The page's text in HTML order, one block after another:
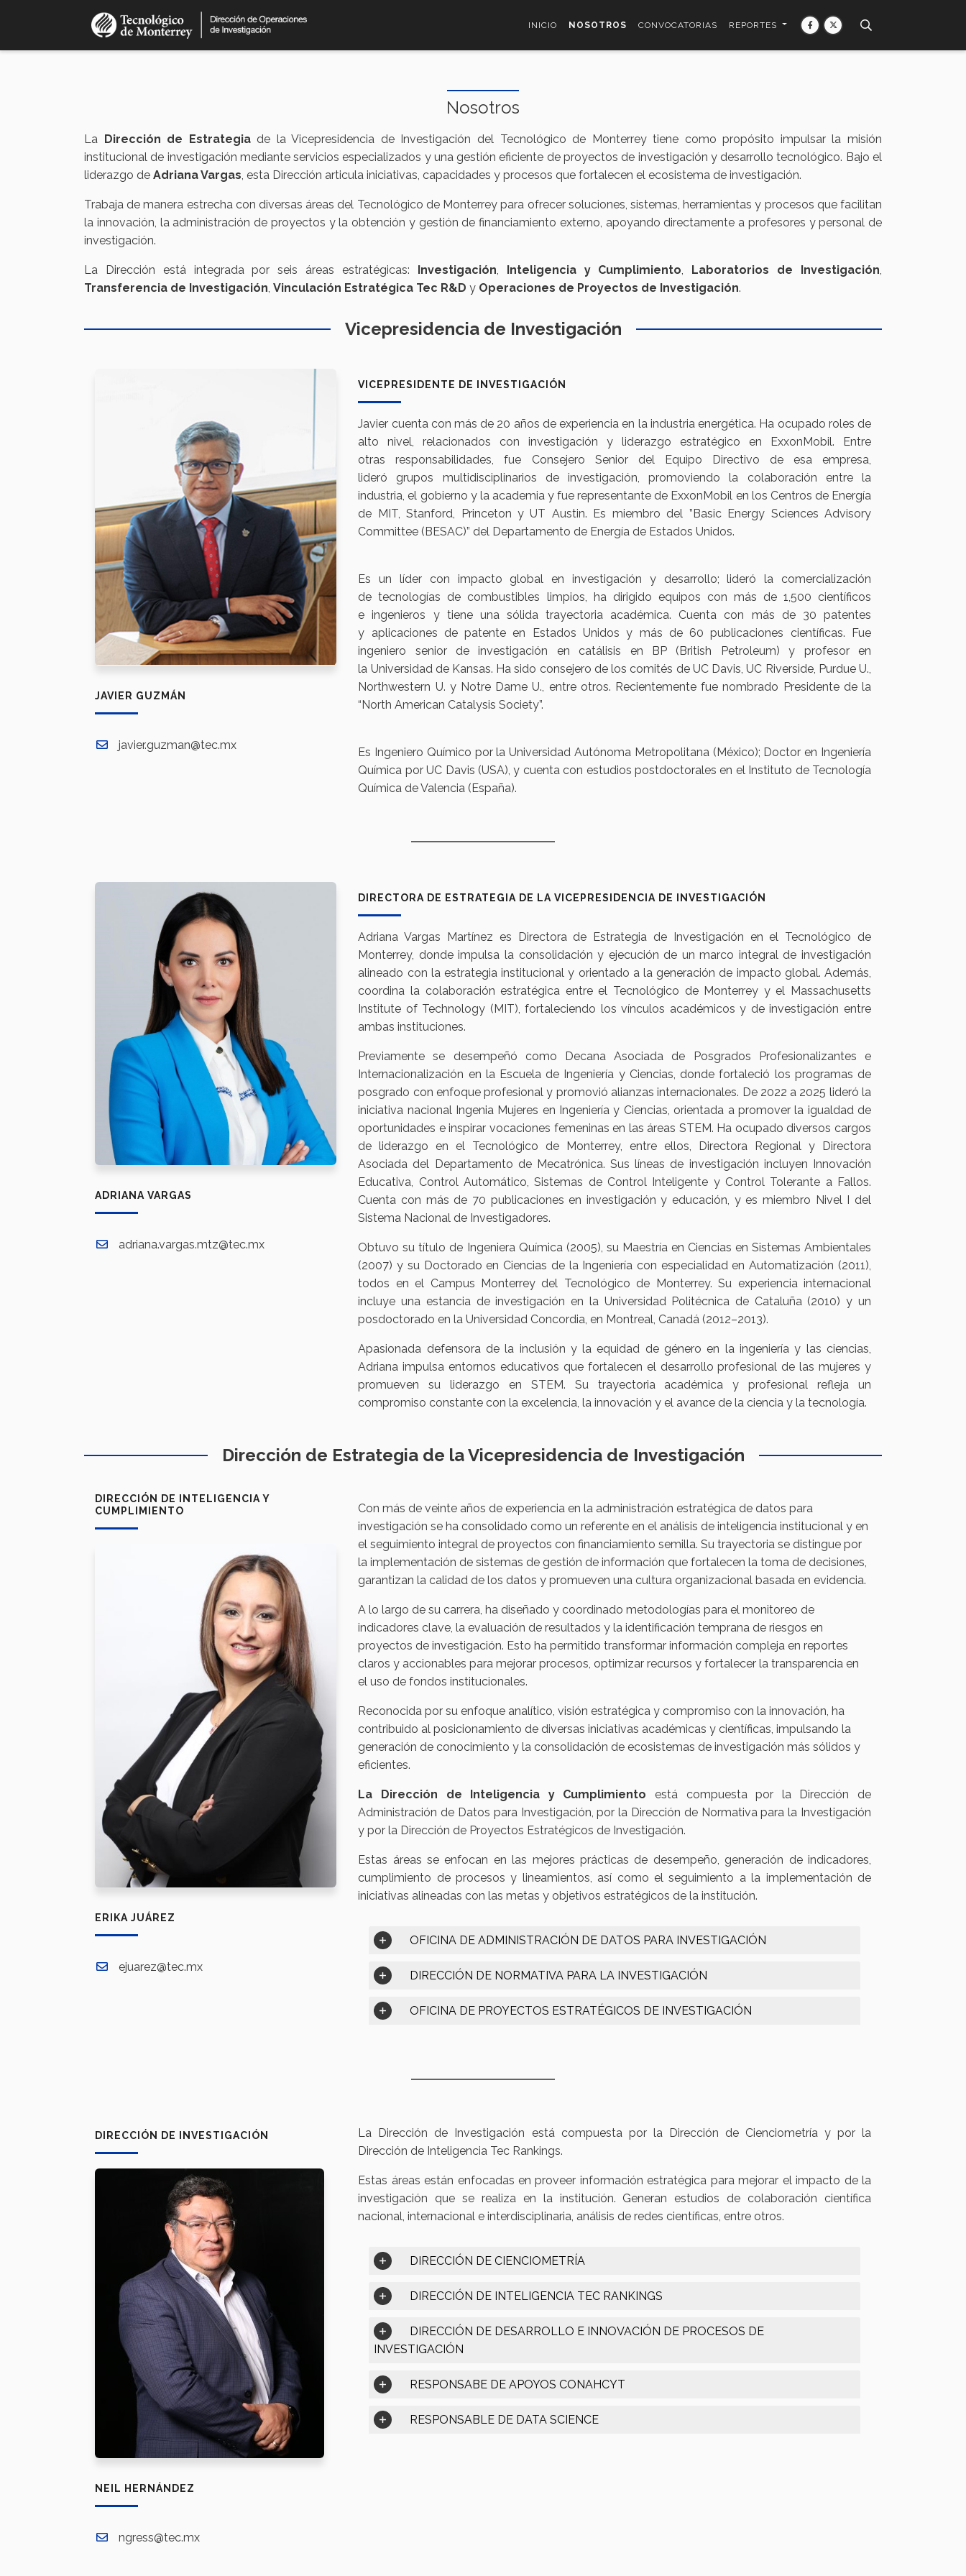
INICIO NOSOTROS CONVOCATORIAS REPORTES
Nosotros
La Dirección de Estrategiade la Vicepresidencia de Investigación del Tecnológico de Monterrey tiene como propósito impulsar la misión
institucional de investigación mediante servicios especializados y una gestión eficiente de proyectos de investigación y desarrollo tecnológico. Bajo el
liderazgo de Adriana Vargas, esta Dirección articula iniciativas, capacidades y procesos que fortalecen el ecosistema de investigación.
Trabaja de manera estrecha con diversas áreas del Tecnológico de Monterrey para ofrecer soluciones, sistemas, herramientas y procesos que facilitan
la innovación, la administración de proyectos y la obtención y gestión de financiamiento externo, apoyando directamente a profesores y personal de
investigación.
La Dirección está integrada por seis áreas estratégicas: Investigación, Inteligencia y Cumplimiento, Laboratorios de Investigación,
Transferencia de Investigación, Vinculación Estratégica Tec R&D y Operaciones de Proyectos de Investigación.
Vicepresidencia de Investigación
JAVIER GUZMÁN
javier.guzman@tec.mx
VICEPRESIDENTE DE INVESTIGACIÓN
Javier cuenta con más de 20 años de experiencia en la industria energética. Ha ocupado roles de
alto nivel, relacionados con investigación y liderazgo estratégico en ExxonMobil. Entre
otras responsabilidades, fue Consejero Senior del Equipo Directivo de esa empresa,
lideró grupos multidisciplinarios de investigación, promoviendo la colaboración entre la
industria, el gobierno y la academia y fue representante de ExxonMobil en los Centros de Energía
de MIT, Stanford, Princeton y UT Austin. Es miembro del ”Basic Energy Sciences Advisory
Committee (BESAC)” del Departamento de Energía de Estados Unidos.
Es un líder con impacto global en investigación y desarrollo; lideró la comercialización
de tecnologías de combustibles limpios, ha dirigido equipos con más de 1,500 científicos
e ingenieros y tiene una sólida trayectoria académica. Cuenta con más de 30 patentes
y aplicaciones de patente en Estados Unidos y más de 60 publicaciones científicas. Fue
ingeniero senior de investigación en catálisis en BP (British Petroleum) y profesor en
la Universidad de Kansas. Ha sido consejero de los comités de UC Davis, UC Riverside, Purdue U.,
Northwestern U. y Notre Dame U., entre otros. Recientemente fue nombrado Presidente de la
“North American Catalysis Society”.
Es Ingeniero Químico por la Universidad Autónoma Metropolitana (México); Doctor en Ingeniería
Química por UC Davis (USA), y cuenta con estudios postdoctorales en el Instituto de Tecnología
Química de Valencia (España).
ADRIANA VARGAS
adriana.vargas.mtz@tec.mx
DIRECTORA DE ESTRATEGIA DE LA VICEPRESIDENCIA DE INVESTIGACIÓN
Adriana Vargas Martínez es Directora de Estrategia de Investigación en el Tecnológico de
Monterrey, donde impulsa la consolidación y ejecución de un marco integral de investigación
alineado con la estrategia institucional y orientado a la generación de impacto global. Además,
coordina la colaboración estratégica entre el Tecnológico de Monterrey y el Massachusetts
Institute of Technology (MIT), fortaleciendo los vínculos académicos y de investigación entre
ambas instituciones.
Previamente se desempeñó como Decana Asociada de Posgrados Profesionalizantes e
Internacionalización en la Escuela de Ingeniería y Ciencias, donde fortaleció los programas de
posgrado con enfoque profesional y promovió alianzas internacionales. De 2022 a 2025 lideró la
iniciativa nacional Ingenia Mujeres en Ingeniería y Ciencias, orientada a promover la igualdad de
oportunidades e inspirar vocaciones femeninas en las áreas STEM. Ha ocupado diversos cargos
de liderazgo en el Tecnológico de Monterrey, entre ellos, Directora Regional y Directora
Asociada del Departamento de Mecatrónica. Sus líneas de investigación incluyen Innovación
Educativa, Control Automático, Sistemas de Control Inteligente y Control Tolerante a Fallos.
Cuenta con más de 70 publicaciones en investigación y educación, y es miembro Nivel I del
Sistema Nacional de Investigadores.
Obtuvo su título de Ingeniera Química (2005), su Maestría en Ciencias en Sistemas Ambientales
(2007) y su Doctorado en Ciencias de la Ingeniería con especialidad en Automatización (2011),
todos en el Campus Monterrey del Tecnológico de Monterrey. Su experiencia internacional
incluye una estancia de investigación en la Universidad Politécnica de Cataluña (2010) y un
posdoctorado en la Universidad Concordia, en Montreal, Canadá (2012–2013).
Apasionada defensora de la inclusión y la equidad de género en la ingeniería y las ciencias,
Adriana impulsa entornos educativos que fortalecen el desarrollo profesional de las mujeres y
promueven su liderazgo en STEM. Su trayectoria académica y profesional refleja un
compromiso constante con la excelencia, la innovación y el avance de la ciencia y la tecnología.
Dirección de Estrategia de la Vicepresidencia de Investigación
DIRECCIÓN DE INTELIGENCIA Y
CUMPLIMIENTO
ERIKA JUÁREZ
ejuarez@tec.mx
Con más de veinte años de experiencia en la administración estratégica de datos para
investigación se ha consolidado como un referente en el análisis de inteligencia institucional y en
el seguimiento integral de proyectos con financiamiento semilla. Su trayectoria se distingue por
la implementación de sistemas de gestión de información que fortalecen la toma de decisiones,
garantizan la calidad de los datos y promueven una cultura organizacional basada en evidencia.
A lo largo de su carrera, ha diseñado y coordinado metodologías para el monitoreo de
indicadores clave, la evaluación de resultados y la identificación temprana de riesgos en
proyectos de investigación. Esto ha permitido transformar información compleja en reportes
claros y accionables para mejorar procesos, optimizar recursos y fortalecer la transparencia en
el uso de fondos institucionales.
Reconocida por su enfoque analítico, visión estratégica y compromiso con la innovación, ha
contribuido al posicionamiento de diversas iniciativas académicas y científicas, impulsando la
generación de conocimiento y la consolidación de ecosistemas de investigación más sólidos y
eficientes.
La Dirección de Inteligencia y Cumplimiento está compuesta por la Dirección de
Administración de Datos para Investigación, por la Dirección de Normativa para la Investigación
y por la Dirección de Proyectos Estratégicos de Investigación.
Estas áreas se enfocan en las mejores prácticas de desempeño, generación de indicadores,
cumplimiento de procesos y lineamientos, así como el seguimiento a la implementación de
iniciativas alineadas con las metas y objetivos estratégicos de la institución.
OFICINA DE ADMINISTRACIÓN DE DATOS PARA INVESTIGACIÓN
DIRECCIÓN DE NORMATIVA PARA LA INVESTIGACIÓN
OFICINA DE PROYECTOS ESTRATÉGICOS DE INVESTIGACIÓN
DIRECCIÓN DE INVESTIGACIÓN
NEIL HERNÁNDEZ
ngress@tec.mx
La Dirección de Investigación está compuesta por la Dirección de Cienciometría y por la
Dirección de Inteligencia Tec Rankings.
Estas áreas están enfocadas en proveer información estratégica para mejorar el impacto de la
investigación que se realiza en la institución. Generan estudios de colaboración científica
nacional, internacional e interdisciplinaria, análisis de redes científicas, entre otros.
DIRECCIÓN DE CIENCIOMETRÍA
DIRECCIÓN DE INTELIGENCIA TEC RANKINGS
DIRECCIÓN DE DESARROLLO E INNOVACIÓN DE PROCESOS DE
INVESTIGACIÓN
RESPONSABE DE APOYOS CONAHCYT
RESPONSABLE DE DATA SCIENCE